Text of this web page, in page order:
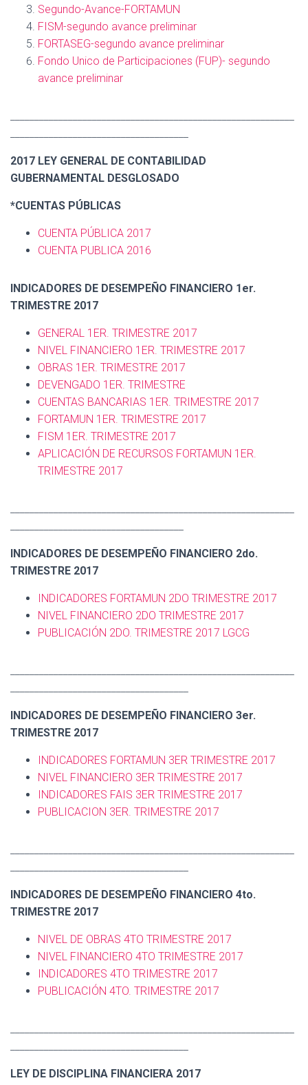
Segundo-Avance-FORTAMUN
FISM-segundo avance preliminar
FORTASEG-segundo avance preliminar
Fondo Unico de Participaciones (FUP)- segundo
avance preliminar
2017 LEY GENERAL DE CONTABILIDAD
GUBERNAMENTAL DESGLOSADO
*CUENTAS PÚBLICAS
CUENTA PÚBLICA 2017
CUENTA PUBLICA 2016
INDICADORES DE DESEMPEÑO FINANCIERO 1er.
TRIMESTRE 2017
GENERAL 1ER. TRIMESTRE 2017
NIVEL FINANCIERO 1ER. TRIMESTRE 2017
OBRAS 1ER. TRIMESTRE 2017
DEVENGADO 1ER. TRIMESTRE
CUENTAS BANCARIAS 1ER. TRIMESTRE 2017
FORTAMUN 1ER. TRIMESTRE 2017
FISM 1ER. TRIMESTRE 2017
APLICACIÓN DE RECURSOS FORTAMUN 1ER.
TRIMESTRE 2017
INDICADORES DE DESEMPEÑO FINANCIERO 2do.
TRIMESTRE 2017
INDICADORES FORTAMUN 2DO TRIMESTRE 2017
NIVEL FINANCIERO 2DO TRIMESTRE 2017
PUBLICACIÓN 2DO. TRIMESTRE 2017 LGCG
INDICADORES DE DESEMPEÑO FINANCIERO 3er.
TRIMESTRE 2017
INDICADORES FORTAMUN 3ER TRIMESTRE 2017
NIVEL FINANCIERO 3ER TRIMESTRE 2017
INDICADORES FAIS 3ER TRIMESTRE 2017
PUBLICACION 3ER. TRIMESTRE 2017
INDICADORES DE DESEMPEÑO FINANCIERO 4to.
TRIMESTRE 2017
NIVEL DE OBRAS 4TO TRIMESTRE 2017
NIVEL FINANCIERO 4TO TRIMESTRE 2017
INDICADORES 4TO TRIMESTRE 2017
PUBLICACIÓN 4TO. TRIMESTRE 2017
LEY DE DISCIPLINA FINANCIERA 2017